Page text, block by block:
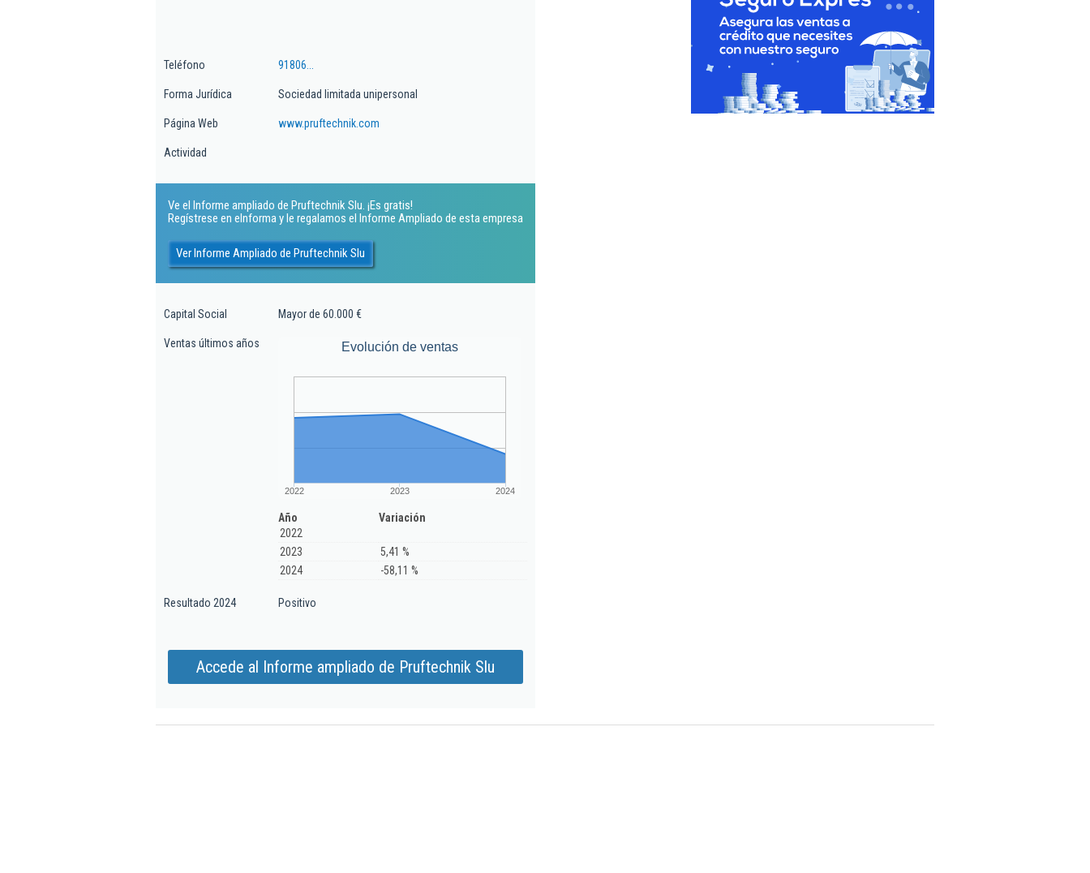
Teléfono 91806...
Forma Jurídica Sociedad limitada unipersonal
Página Web www.pruftechnik.com
Actividad
Ve el Informe ampliado de Pruftechnik Slu. ¡Es gratis!
Regístrese en eInforma y le regalamos el Informe Ampliado de esta empresa
Ver Informe Ampliado de Pruftechnik Slu
Capital Social Mayor de 60.000 €
Ventas últimos años Evolución de ventas
2022 2023 2024
Año
Variación
2022
2023
5,41 %
2024
-58,11 %
Resultado 2024 Positivo
Accede al Informe ampliado de Pruftechnik Slu